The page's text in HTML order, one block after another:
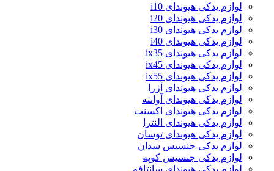
لوازم یدکی هیوندای i10
لوازم یدکی هیوندای i20
لوازم یدکی هیوندای i30
لوازم یدکی هیوندای i40
لوازم یدکی هیوندای ix35
لوازم یدکی هیوندای ix45
لوازم یدکی هیوندای ix55
لوازم یدکی هیوندای آزرا
لوازم یدکی هیوندای آوانته
لوازم یدکی هیوندای اکسنت
لوازم یدکی هیوندای النترا
لوازم یدکی هیوندای توسان
لوازم یدکی جنسیس سدان
لوازم یدکی جنسیس کوپه
لوازم یدکی هیوندای سانتافه